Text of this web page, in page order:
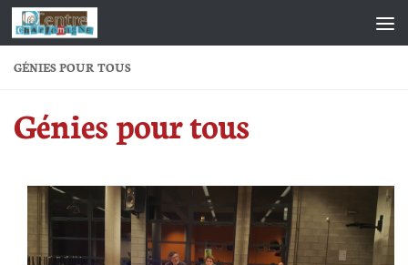
Skip to content
GÉNIES POUR TOUS
Génies pour tous